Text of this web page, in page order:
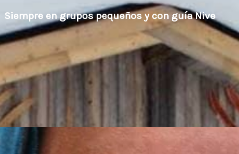
Siempre en grupos pequeños y con guía Nive